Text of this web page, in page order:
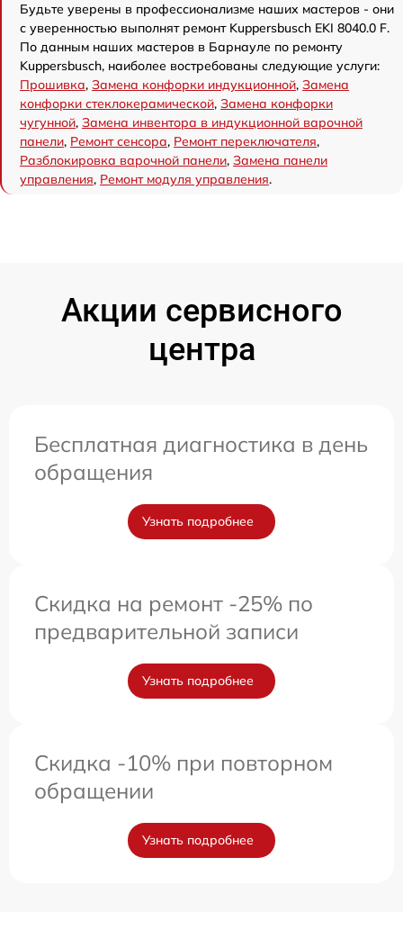
Будьте уверены в профессионализме наших мастеров - они
с уверенностью выполнят ремонт Kuppersbusch EKI 8040.0 F.
По данным наших мастеров в Барнауле по ремонту
Kuppersbusch, наиболее востребованы следующие услуги:
Прошивка, Замена конфорки индукционной, Замена
конфорки стеклокерамической, Замена конфорки
чугунной, Замена инвентора в индукционной варочной
панели, Ремонт сенсора, Ремонт переключателя,
Разблокировка варочной панели, Замена панели
управления, Ремонт модуля управления.
Акции сервисного
центра
Бесплатная диагностика в день
обращения
Узнать подробнее
Скидка на ремонт -25% по
предварительной записи
Узнать подробнее
Скидка -10% при повторном
обращении
Узнать подробнее